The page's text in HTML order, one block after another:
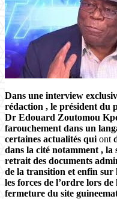
Dans une interview
rédaction , le président du
Dr Edouard Zoutomou
farouchement dans un
certaines actualités qui ont
dans la cité notamment , la
retrait des documents
de la transition et enfin sur
les forces de l’ordre lors
fermeture du site